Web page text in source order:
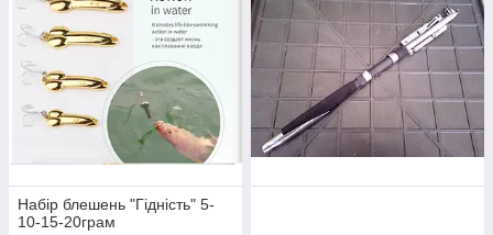
Набір блешень "Гідність" 5-
10-15-20грам